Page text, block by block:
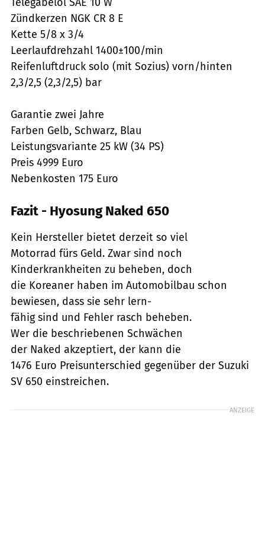
Zündkerzen NGK CR 8 E
Kette 5/8 x 3/4
Leerlaufdrehzahl 1400±100/min
Reifenluftdruck solo (mit Sozius) vorn/hinten
2,3/2,5 (2,3/2,5) bar
Garantie zwei Jahre
Farben Gelb, Schwarz, Blau
Leistungsvariante 25 kW (34 PS)
Preis 4999 Euro
Nebenkosten 175 Euro
Fazit - Hyosung Naked 650
Kein Hersteller bietet derzeit so viel
Motorrad fürs Geld. Zwar sind noch
Kinderkrankheiten zu beheben, doch
die Koreaner haben im Automobilbau schon
bewiesen, dass sie sehr lern-
fähig sind und Fehler rasch beheben.
Wer die beschriebenen Schwächen
der Naked akzeptiert, der kann die
1476 Euro Preisunterschied gegenüber der Suzuki
SV 650 einstreichen.
ANZEIGE